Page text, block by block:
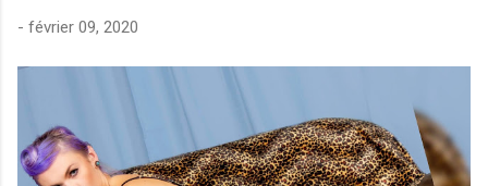
- février 09, 2020